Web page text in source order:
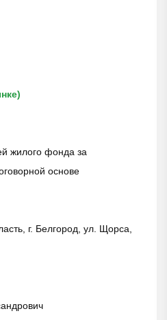
жилого фонда за
основе
г. Белгород, ул. Щорса,